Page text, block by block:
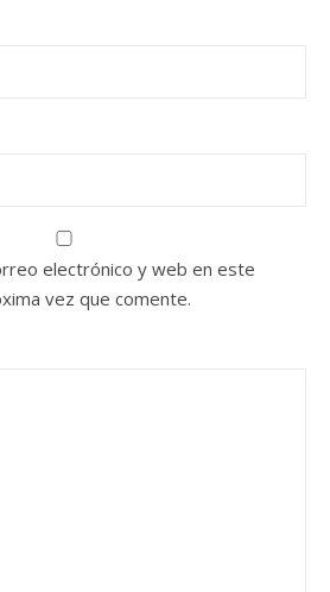
electrónico y web en este
vez que comente.